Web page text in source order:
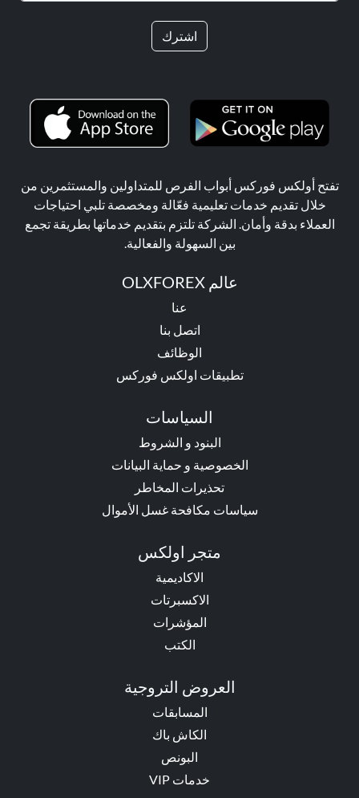
اشترك
تفتح أولكس فوركس أبواب الفرص للمتداولين والمستثمرين من
خلال تقديم خدمات تعليمية فعّالة ومخصصة تلبي احتياجات
العملاء بدقة وأمان. الشركة تلتزم بتقديم خدماتها بطريقة تجمع
بين السهولة والفعالية.
عالم OLXFOREX
عنا
اتصل بنا
الوظائف
تطبيقات اولكس فوركس
السياسات
البنود و الشروط
الخصوصية و حماية البيانات
تحذيرات المخاطر
سياسات مكافحة غسل الأموال
متجر اولكس
الاكاديمية
الاكسبرتات
المؤشرات
الكتب
العروض التروجية
المسابقات
الكاش باك
البونص
خدمات VIP